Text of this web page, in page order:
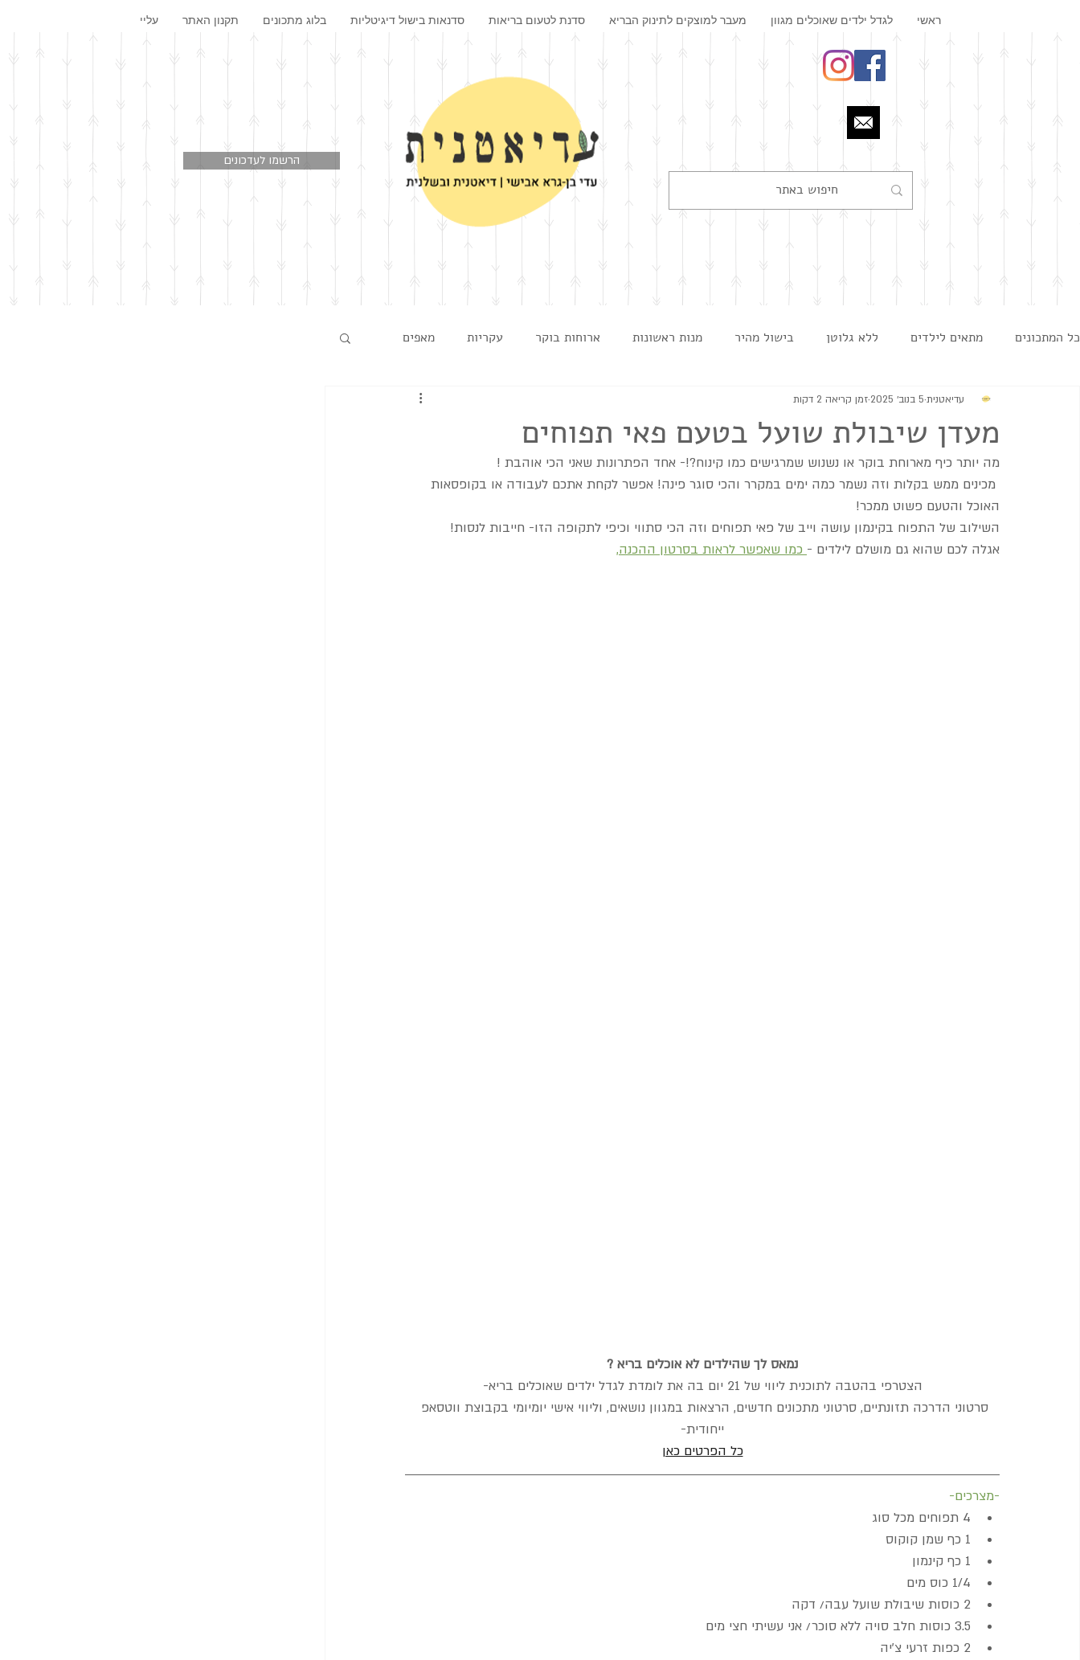
ראשי לגדל ילדים שאוכלים מגוון מעבר למוצקים לתינוק הבריא סדנת לטעום בריאות סדנאות בישול דיגיטליות בלוג מתכונים תקנון האתר עליי
הרשמו לעדכונים
כל המתכונים מתאים לילדים ללא גלוטן בישול מהיר מנות ראשונות ארוחות בוקר עקריות מאפים
גבינות וממרחים מרקים סלטים ותוספות
מעדן שיבולת שועל בטעם פאי תפוחים
עדיאטנית 5 בנוב׳ 2025 זמן קריאה 2 דקות
מה יותר כיף מארוחת בוקר או נשנוש שמרגישים כמו קינוח?!- אחד הפתרונות שאני הכי אוהבת !
מכינים ממש בקלות וזה נשמר כמה ימים במקרר והכי סוגר פינה! אפשר לקחת אתכם לעבודה או בקופסאות
האוכל והטעם פשוט ממכר!
השילוב של התפוח בקינמון עושה וייב של פאי תפוחים וזה הכי סתווי וכיפי לתקופה הזו- חייבות לנסות!
אגלה לכם שהוא גם מושלם לילדים - כמו שאפשר לראות בסרטון ההכנה,
נמאס לך שהילדים לא אוכלים בריא ?
הצטרפי בהטבה לתוכנית ליווי של 21 יום בה את לומדת לגדל ילדים שאוכלים בריא-
סרטוני הדרכה תזונתיים, סרטוני מתכונים חדשים, הרצאות במגוון נושאים, וליווי אישי יומיומי בקבוצת ווטסאפ
ייחודית-
כל הפרטים כאן
-מצרכים-
4 תפוחים מכל סוג
1 כף שמן קוקוס
1 כף קינמון
1/4 כוס מים
2 כוסות שיבולת שועל עבה/ דקה
3.5 כוסות חלב סויה ללא סוכר/ אני עשיתי חצי מים
2 כפות זרעי צ'יה